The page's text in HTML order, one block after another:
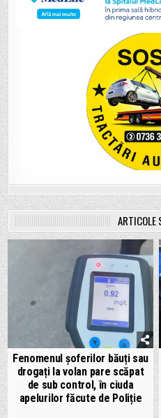
ARTICOLE
Fenomenul șoferilor băuți sau
drogați la volan pare scăpat
de sub control, în ciuda
apelurilor făcute de Poliție